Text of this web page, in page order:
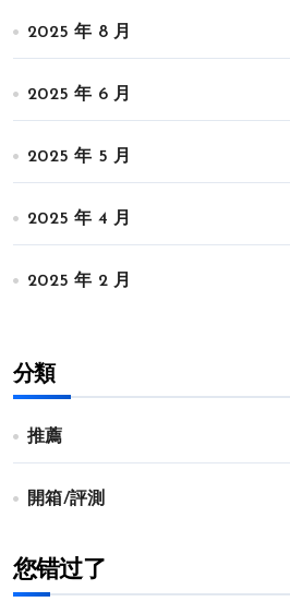
2025 年 8 月
2025 年 6 月
2025 年 5 月
2025 年 4 月
2025 年 2 月
分類
推薦
開箱/評測
您错过了